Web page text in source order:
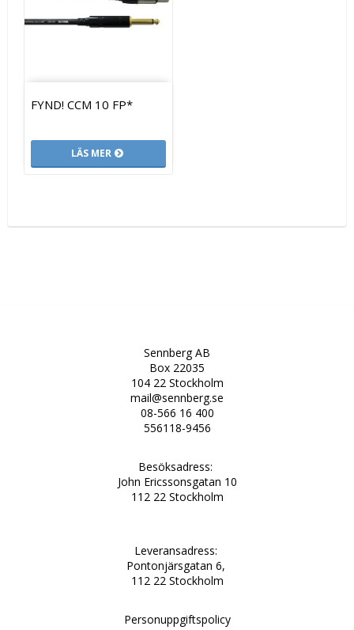
FYND! CCM 10 FP*
LÄS MER
Sennberg AB
Box 22035
104 22 Stockholm
mail@sennberg.se
08-566 16 400
556118-9456
Besöksadress:
John Ericssonsgatan 10
112 22 Stockholm
Leveransadress:
Pontonjärsgatan 6,
112 22 Stockholm
Personuppgiftspolicy